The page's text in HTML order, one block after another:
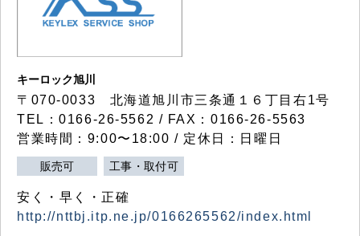
キーロック旭川
〒070-0033 北海道旭川市三条通１６丁目右1号
TEL：0166-26-5562 / FAX：0166-26-5563
営業時間：9:00〜18:00 / 定休日：日曜日
販売可 工事・取付可
安く・早く・正確
http://nttbj.itp.ne.jp/0166265562/index.html